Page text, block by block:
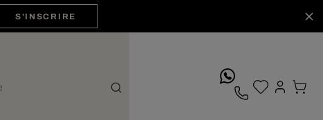
S'INSCRIRE